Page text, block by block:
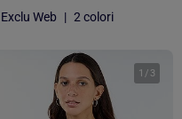
Exclu Web | 2 colori
1 / 3